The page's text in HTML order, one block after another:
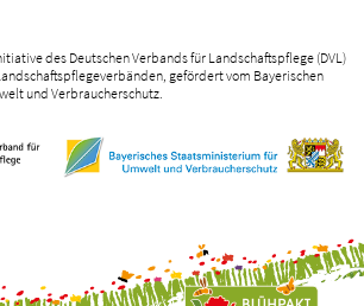
des Deutschen Verbands für Landschaftspflege (DVL)
gefördert vom Bayerischen
und Verbraucherschutz.